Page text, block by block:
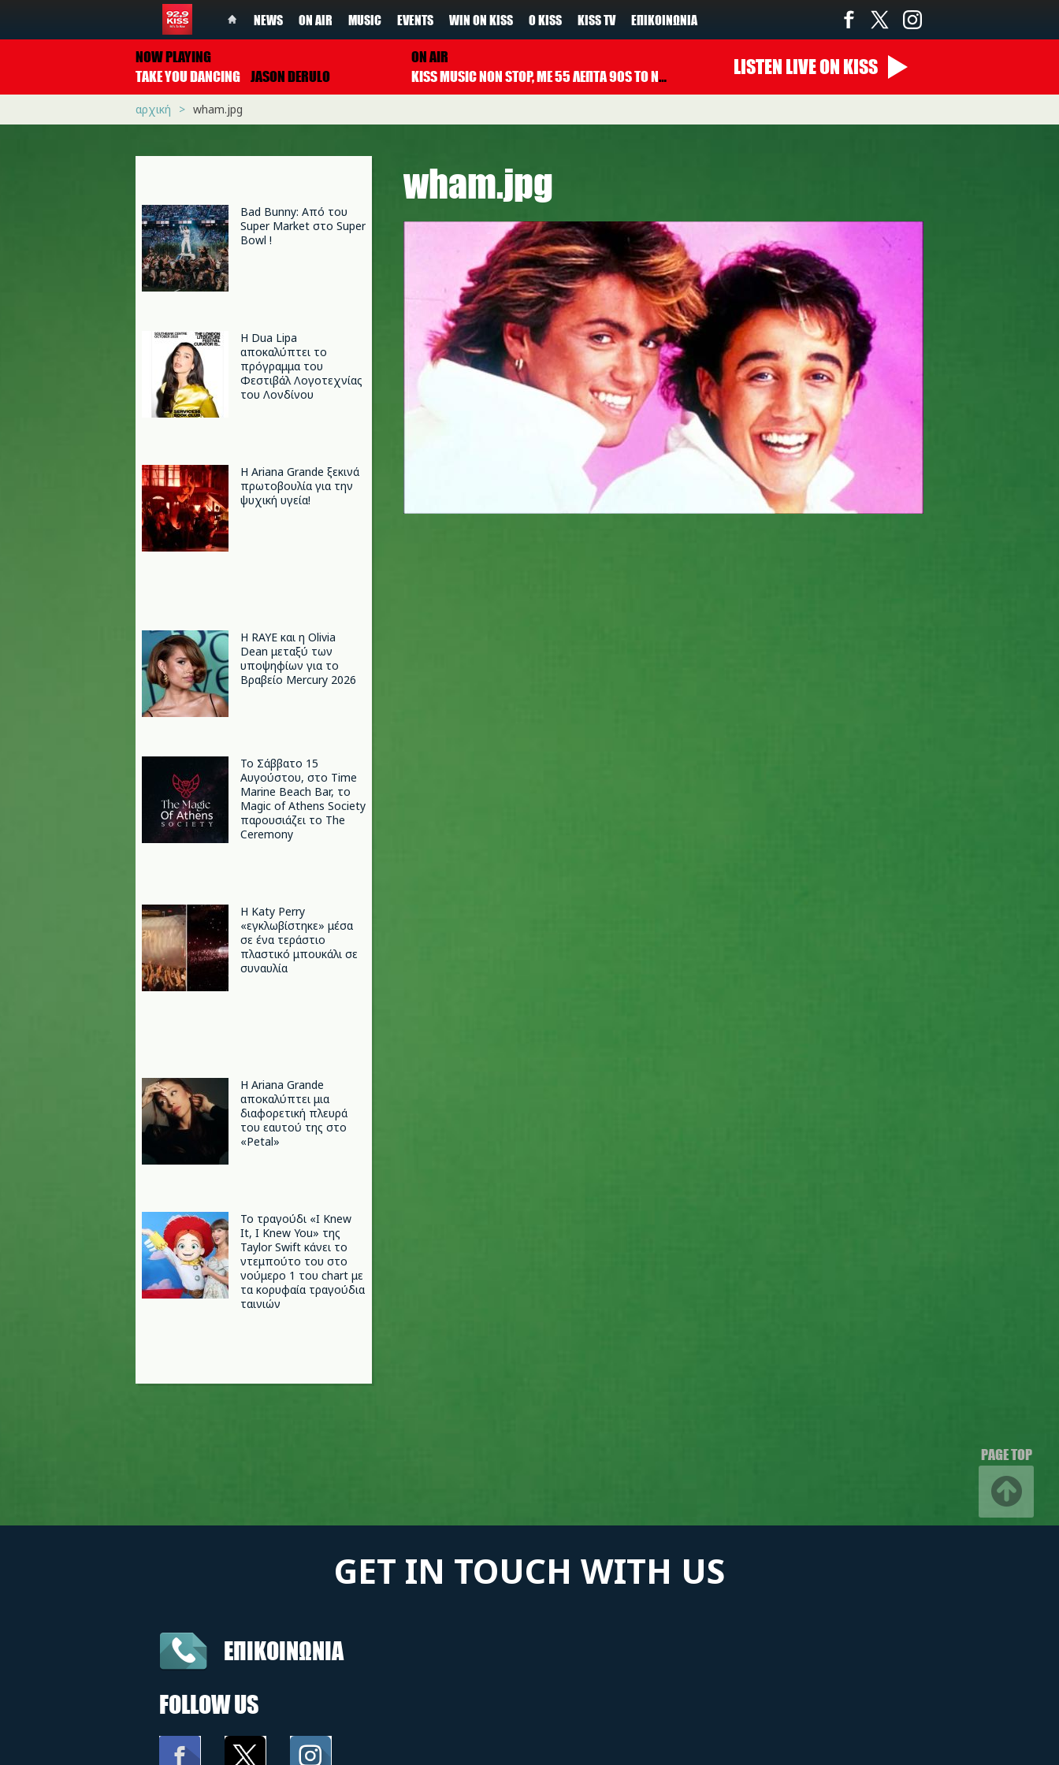
NEWS ON AIR MUSIC EVENTS WIN ON KISS Ο KISS KISS TV ΕΠΙΚΟΙΝΩΝΊΑ
NOW PLAYING
TAKE YOU DANCING JASON DERULO
ON AIR
KISS MUSIC NON STOP, ΜΕ 55 ΛΕΠΤΑ 90S TO NOW ΚΑΘΕ ΩΡΑ
14:00 - 00:00
LISTEN LIVEON KISS
αρχική wham.jpg
Bad Bunny: Από του
Super Market στο Super
Bowl !
Η Dua Lipa
αποκαλύπτει το
πρόγραμμα του
Φεστιβάλ Λογοτεχνίας
του Λονδίνου
Η Ariana Grande ξεκινά
πρωτοβουλία για την
ψυχική υγεία!
Η RAYE και η Olivia
Dean μεταξύ των
υποψηφίων για το
Βραβείο Mercury 2026
Το Σάββατο 15
Αυγούστου, στο Time
Marine Beach Bar, το
Magic of Athens Society
παρουσιάζει το The
Ceremony
H Katy Perry
«εγκλωβίστηκε» μέσα
σε ένα τεράστιο
πλαστικό μπουκάλι σε
συναυλία
Η Ariana Grande
αποκαλύπτει μια
διαφορετική πλευρά
του εαυτού της στο
«Petal»
Το τραγούδι «I Knew
It, I Knew You» της
Taylor Swift κάνει το
ντεμπούτο του στο
νούμερο 1 του chart με
τα κορυφαία τραγούδια
ταινιών
wham.jpg
PAGE TOP
GET IN TOUCH WITH US
ΕΠΙΚΟΙΝΩΝΙΑ
FOLLOW US